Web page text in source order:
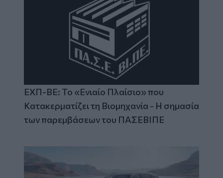
ΕΧΠ-ΒΕ: Το «Ενιαίο Πλαίσιο» που
Κατακερματίζει τη Βιομηχανία - Η σημασία
των παρεμβάσεων του ΠΑΣΕΒΙΠΕ